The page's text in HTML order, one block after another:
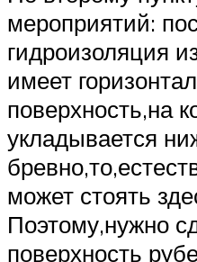
мероприятий:
гидроизоляция
имеет
поверхность,на
укладывается
может стоять
Поэтому,нужно
поверхность